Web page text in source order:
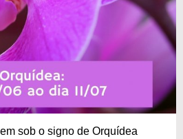
sob o signo de Orquídea